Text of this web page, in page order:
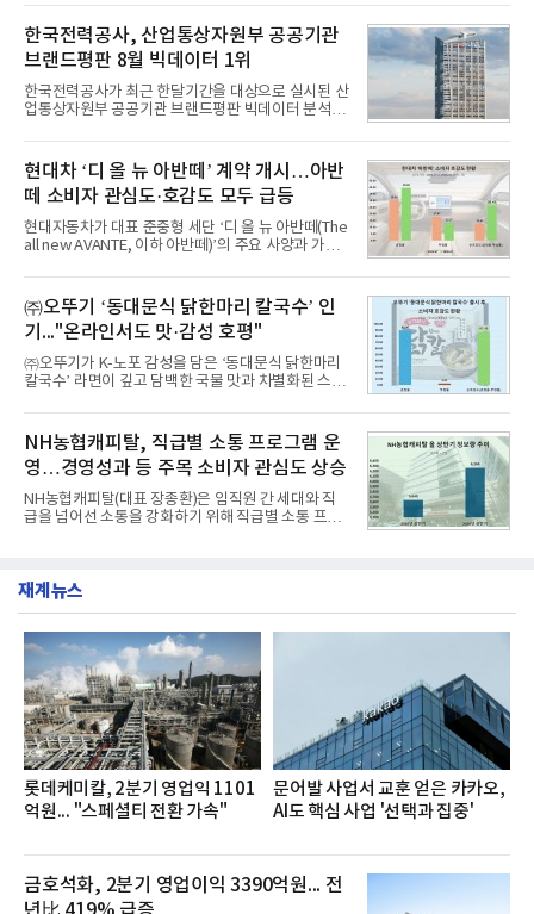
일 한국기업평판연구소(소장 구창환)는 국내 교육서
비스 상장기업 브랜드를 대상으로 지난 7월 7일부터
8월 7일까지 수집된 소비자 빅데이터 10,074,233건
을 분석한 결과, 메가스터디교육이 브랜드평판지수
1,710,926을 기록하며 8월 1위에 올랐다고 밝혔다.
분석에 활용된 빅데이터는 지난 7월(9,491,206건) 대
비 6.14% 증가한 수치로, 교육서비스 상장기업 브랜
디교육, 대교, 디지
한국전력공사, 산업통상자원부 공공기관
브랜드평판 8월 빅데이터 1위
한국전력공사가 최근 한달기간을 대상으로 실시된 산
업통상자원부 공공기관 브랜드평판 빅데이터 분석에
이 순으로 뒤를 이었다.7일 한국기업평판연구소(소장
구창환)는 산업통상자원부 공공기관 41개 브랜드를
대상으로 지난 7월 7일부터 8월 7일까지 수집된 소비
자 빅데이터 91,102,549건을 분석한 결과, 한국전력
공사가 브랜드평판지수 10,670,633을 기록하며 8월
1위에 올랐다고 밝혔다. 분석에 활용된 빅데이터는 지
난 7월(88,893,823건) 대비 2.48% 증가한 수치다.연
수력원자력, 한국석
현대차 ‘디 올 뉴 아반떼’ 계약 개시…아반
떼 소비자 관심도·호감도 모두 급등
현대자동차가 대표 준중형 세단 ‘디 올 뉴 아반떼(The
all new AVANTE, 이하 아반떼)’의 주요 사양과 가격
떼는 6년 만에 선보이는 8세대 완전변경 모델로, ▲정
교한 선과 면을 중심으로 완성한 파격적인 디자인 ▲
과거 중형 세단 수준으로 확대된 차체 제원 ▲글로벌
최고 수준의 안전성 ▲성능과 효율을 동시에 높인 주
행 완성도 ▲첨단 편의 및 디지털 사양 적용 등을 통해
글로벌 준중형 세단의 새로운 기준을 세웠다.아반떼
는 가솔린 2.0과 1.6 하이브리드 두 가지 파워트레인
넘
㈜오뚜기 ‘동대문식 닭한마리 칼국수’ 인
기..."온라인서도 맛·감성 호평"
㈜오뚜기가 K-노포 감성을 담은 ‘동대문식 닭한마리
칼국수’ 라면이 깊고 담백한 국물 맛과 차별화된 스토
혔다.‘동대문식 닭한마리 칼국수’는 예상을 뛰어넘는
소비자 호응에 힘입어 지난 7월 13일 첫 선을 보인 지
단 18일 만에 누적 판매량 50만 개를 돌파하는 성과를
거두었다.이번 신제품은 개발진이 전국의 닭한마리
전문점을 직접 찾아 다니며 최적의 육수 비율을 완성
했다. 자극적이지 않으면서도 깊은 닭육수에 마늘의
개운한 풍미를 더했으며, 국물이 잘 배어들면서도 쫄
서도
NH농협캐피탈, 직급별 소통 프로그램 운
영…경영성과 등 주목 소비자 관심도 상승
NH농협캐피탈(대표 장종환)은 임직원 간 세대와 직
급을 넘어선 소통을 강화하기 위해 직급별 소통 프로
영지원부 홍보팀과 2026년 새로이(e)＊가 공동 주관
쳐 진행됐다.참고로 새로이(e)는 NH농협캐피탈 MZ
세대들로(과장~계장) 구성된 자율 참여조직으로, 조
직문화 혁신과 업무 효율성 향상을 위한 다양한 활동
을 추진하며,새로운 변화와 이로운 영향력을 조직전
반에 전파하는 역할
재계뉴스
롯데케미칼, 2분기 영업익 1101
억원... "스페셜티 전환 가속"
문어발 사업서 교훈 얻은 카카오,
AI도 핵심 사업 '선택과 집중'
금호석화, 2분기 영업이익 3390억원... 전